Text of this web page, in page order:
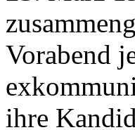
Vorabend
ihre